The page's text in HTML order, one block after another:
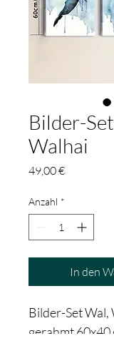
Bilder-
Walhai
49,00 €Preis
Anzahl *
In den
Bilder-Set Wal,
gerahmt 60x40